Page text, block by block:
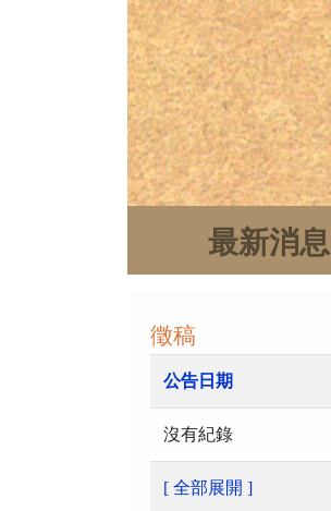
最新消息
徵稿
公告日期
沒有紀錄
[ 全部展開 ]